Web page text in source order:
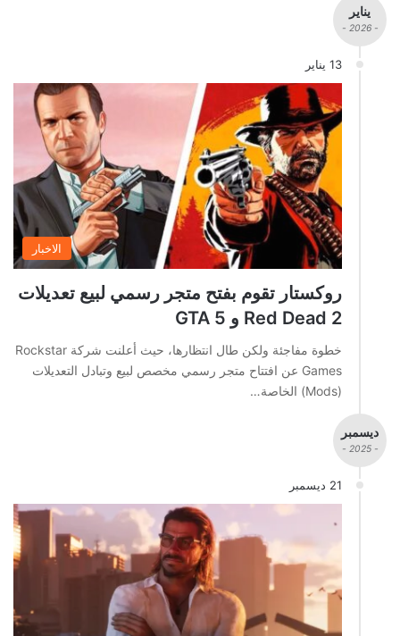
يناير
- 2026 -
13 يناير
الاخبار
روكستار تقوم بفتح متجر رسمي لبيع تعديلات
Red Dead 2 و GTA 5
خطوة مفاجئة ولكن طال انتظارها، حيث أعلنت شركة Rockstar
Games عن افتتاح متجر رسمي مخصص لبيع وتبادل التعديلات
(Mods) الخاصة…
ديسمبر
- 2025 -
21 ديسمبر